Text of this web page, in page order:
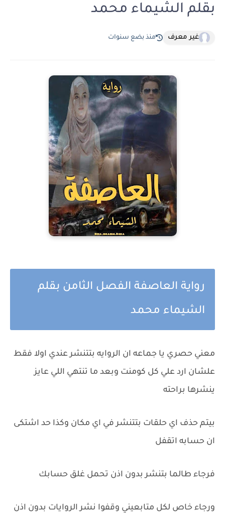
بقلم الشيماء محمد
غير معرف منذ بضع سنوات
رواية العاصفة الفصل الثامن بقلم
الشيماء محمد
معني حصري يا جماعه ان الروايه بتتنشر عندي اولا فقط
علشان ارد علي كل كومنت وبعد ما تنتهي اللي عايز
ينشرها براحته
بيتم حذف اي حلقات بتتنشر في اي مكان وكذا حد اشتكى
ان حسابه اتقفل
فرجاء طالما بتنشر بدون اذن تحمل غلق حسابك
ورجاء خاص لكل متابعيني وقفوا نشر الروايات بدون اذن